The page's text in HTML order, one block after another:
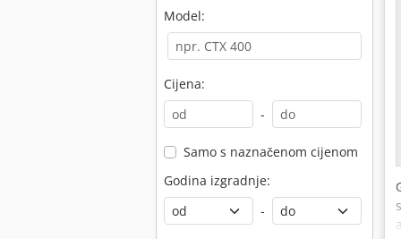
Model:
Cijena:
-
Samo s naznačenom cijenom
Godina izgradnje:
-